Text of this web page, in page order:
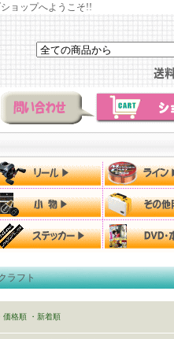
ョップへようこそ!!
ラフト
価格順 ・新着順